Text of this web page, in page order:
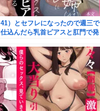
）とセフレになったので週三で
込んだら乳首ピアスと肛門で発